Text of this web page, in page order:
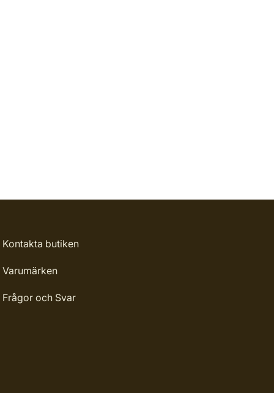
Kontakta butiken
Varumärken
Frågor och Svar